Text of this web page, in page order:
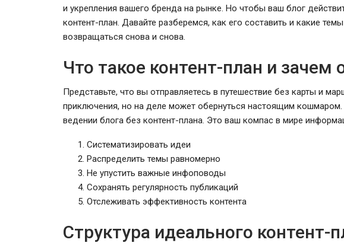
и укрепления вашего бренда на рынке. Но чтобы ваш блог
контент-план. Давайте разберемся, как его составить и какие
возвращаться снова и снова.
Что такое контент-план и зачем
Представьте, что вы отправляетесь в путешествие без карты и
приключения, но на деле может обернуться настоящим
ведении блога без контент-плана. Это ваш компас в мире
Систематизировать идеи
Распределить темы равномерно
Не упустить важные инфоповоды
Сохранять регулярность публикаций
Отслеживать эффективность контента
Структура идеального контент-
ЕС ввёл санкции против
ограничения для белорусской…